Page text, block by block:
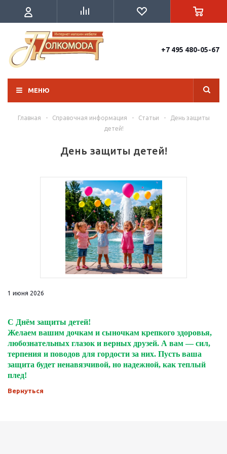
+7 495 480-05-67
МЕНЮ
Главная - Справочная информация - Статьи -
День защиты
детей!
День защиты детей!
1 июня 2026
С Днём защиты детей!
Желаем вашим дочкам и сыночкам крепкого здоровья,
любознательных глазок и верных друзей. А вам — сил,
терпения и поводов для гордости за них. Пусть ваша
защита будет ненавязчивой, но надежной, как теплый
плед!
Вернуться